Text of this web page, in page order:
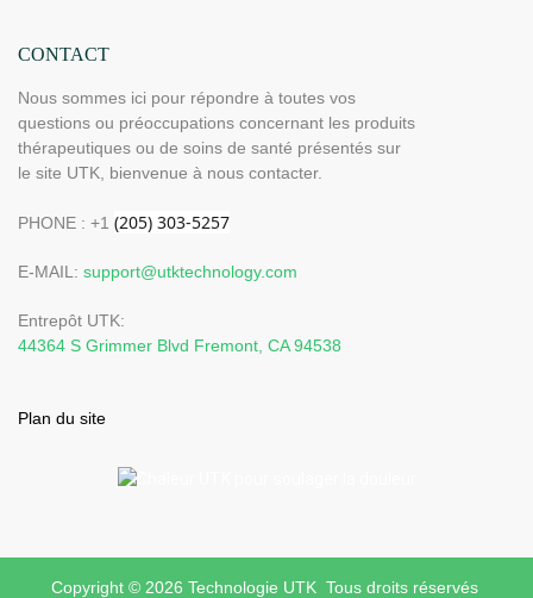
CONTACT
Nous sommes ici pour répondre à toutes vos
questions ou préoccupations concernant les produits
thérapeutiques ou de soins de santé présentés sur
le site UTK, bienvenue à nous contacter.
PHONE : +1
E-MAIL: support@utktechnology.com
Entrepôt UTK:
44364 S Grimmer Blvd Fremont, CA 94538
Plan du site
Copyright © 2026 Technologie UTK Tous droits réservés